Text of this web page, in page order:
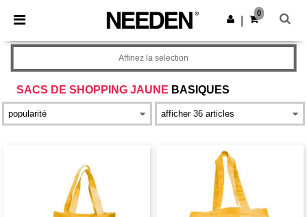
× Appli Needen
Meilleurs prix sur l’app !
Obtenir l'appli
0
SACS DE SHOPPING JAUNE BASIQUES
Affinez la selection